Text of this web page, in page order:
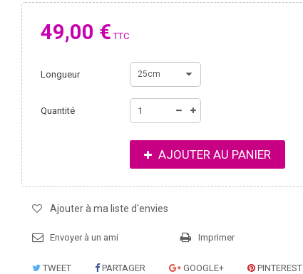
49,00 € TTC
Longueur 25cm
Quantité
AJOUTER AU PANIER
Ajouter à ma liste d'envies
Envoyer à un ami Imprimer
TWEET PARTAGER GOOGLE+ PINTEREST